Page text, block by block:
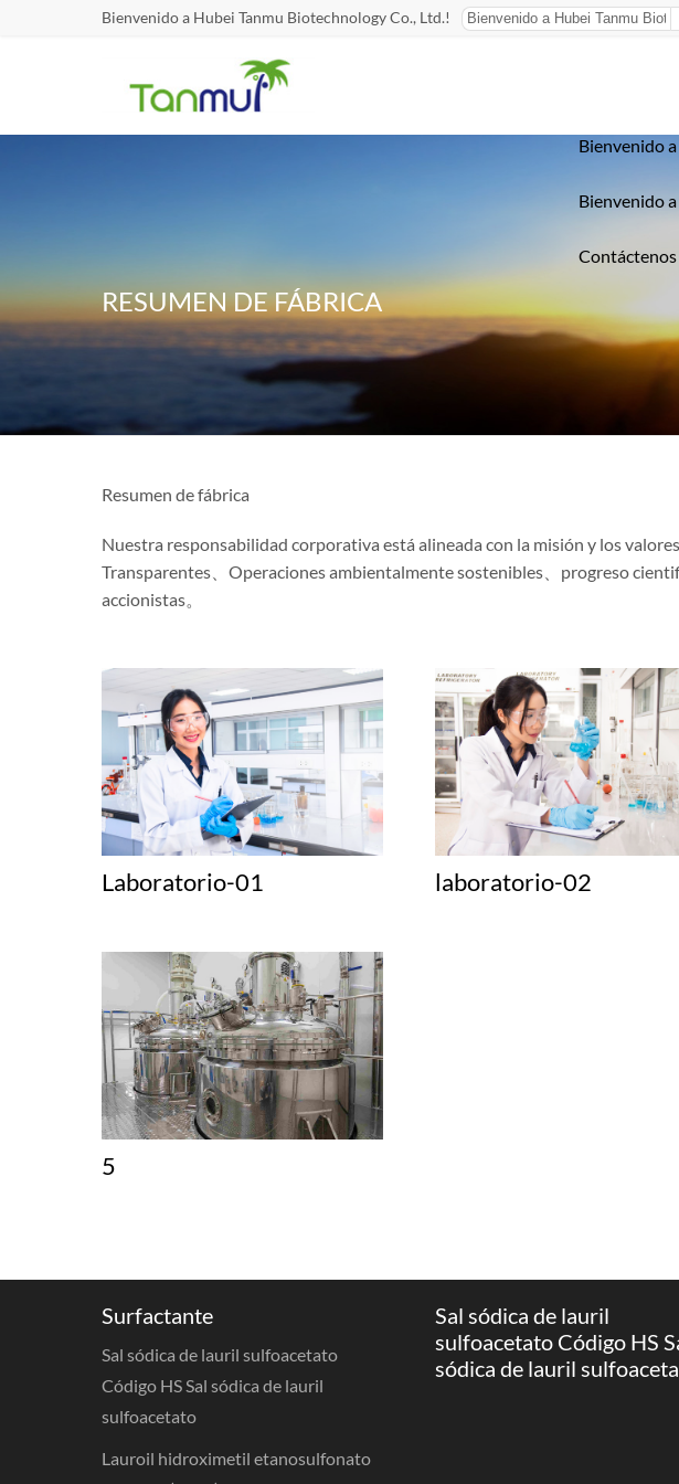
Bienvenido a Hubei Tanmu Biotechnology Co., Ltd.!
Bienvenido
Bienvenido
Contáctenos
RESUMEN DE FÁBRICA
Resumen de fábrica
Nuestra responsabilidad corporativa está alineada con la misión y los
Transparentes、Operaciones ambientalmente sostenibles、progreso
accionistas。
Laboratorio-01 laboratorio-02
5
Surfactante
Sal sódica de lauril sulfoacetato
Código HS Sal sódica de lauril
sulfoacetato
Lauroil hidroximetil etanosulfonato
Sal sódica de lauril
sulfoacetato Código HS
sódica de lauril